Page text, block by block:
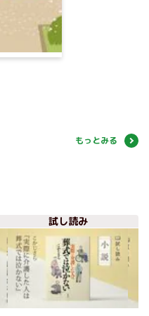
もっとみる
試し読み